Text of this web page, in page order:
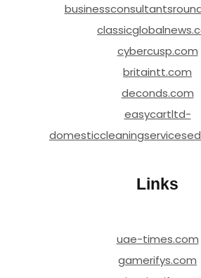
cybercusp.com
britaintt.com
deconds.com
easycartltd-
Links
uae-times.com
gamerifys.com